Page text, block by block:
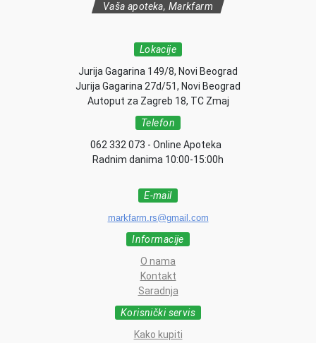
Vaša apoteka, Markfarm
Lokacije
Jurija Gagarina 149/8, Novi Beograd
Jurija Gagarina 27d/51, Novi Beograd
Autoput za Zagreb 18, TC Zmaj
Telefon
062 332 073 - Online Apoteka
Radnim danima 10:00-15:00h
E-mail
markfarm.rs@gmail.com
Informacije
O nama
Kontakt
Saradnja
Korisnički servis
Kako kupiti